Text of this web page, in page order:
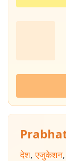
देश, एजुकेशन,